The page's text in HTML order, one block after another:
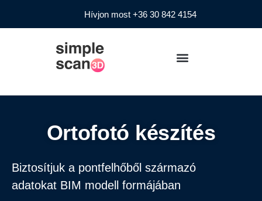
Hívjon most +36 30 842 4154
Ortofotó készítés
Biztosítjuk a pontfelhőből származó
adatokat BIM modell formájában